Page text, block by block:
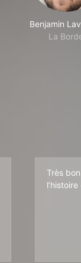
Benjamin
La
Barry... Et sinon,
Très